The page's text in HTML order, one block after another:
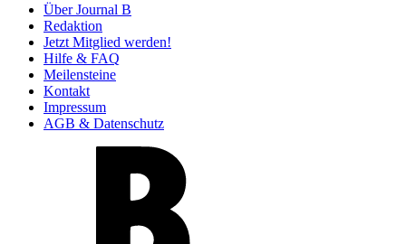
Über Journal B
Redaktion
Jetzt Mitglied werden!
Hilfe & FAQ
Meilensteine
Kontakt
Impressum
AGB & Datenschutz